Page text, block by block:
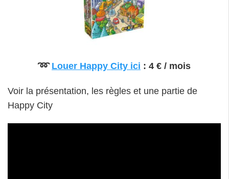
➿ Louer Happy City ici : 4 € / mois
Voir la présentation, les règles et une partie de
Happy City